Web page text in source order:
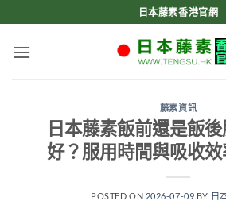
to
content
日本藤素香港官網
藤素資訊
日本藤素飯前還是飯
好？服用時間與吸收
POSTED ON 2026-07-09 BY 日